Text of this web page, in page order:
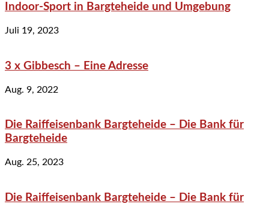
Indoor-Sport in Bargteheide und Umgebung
Juli 19, 2023
3 x Gibbesch – Eine Adresse
Aug. 9, 2022
Die Raiffeisenbank Bargteheide – Die Bank für
Bargteheide
Aug. 25, 2023
Die Raiffeisenbank Bargteheide – Die Bank für